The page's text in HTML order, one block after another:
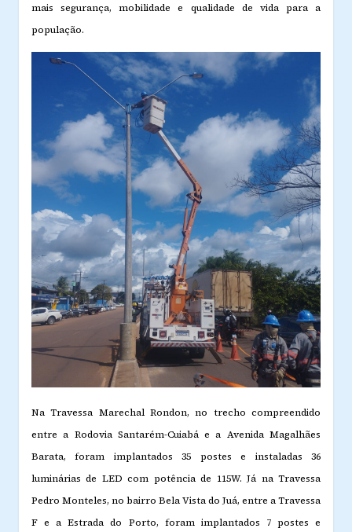
mais segurança, mobilidade e qualidade de vida para a
população.
Na Travessa Marechal Rondon, no trecho compreendido
entre a Rodovia Santarém-Cuiabá e a Avenida Magalhães
Barata, foram implantados 35 postes e instaladas 36
luminárias de LED com potência de 115W. Já na Travessa
Pedro Monteles, no bairro Bela Vista do Juá, entre a Travessa
F e a Estrada do Porto, foram implantados 7 postes e